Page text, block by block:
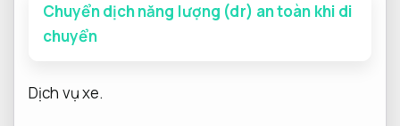
Chuyển dịch năng lượng (dr) an toàn khi di
chuyển
Dịch vụ xe.